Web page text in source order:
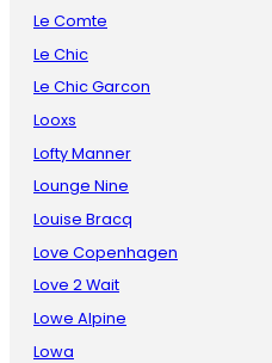
Le Comte
Le Chic
Le Chic Garcon
Looxs
Lofty Manner
Lounge Nine
Louise Bracq
Love Copenhagen
Love 2 Wait
Lowe Alpine
Lowa